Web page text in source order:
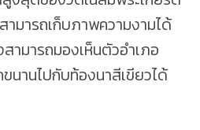
มารถเก็บภาพความงามได้
ามารถมองเห็นตัวอำเภอ
นานไปกับท้องนาสีเขียวได้